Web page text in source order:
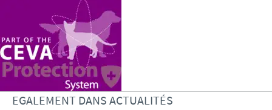
EGALEMENT DANS ACTUALITÉS